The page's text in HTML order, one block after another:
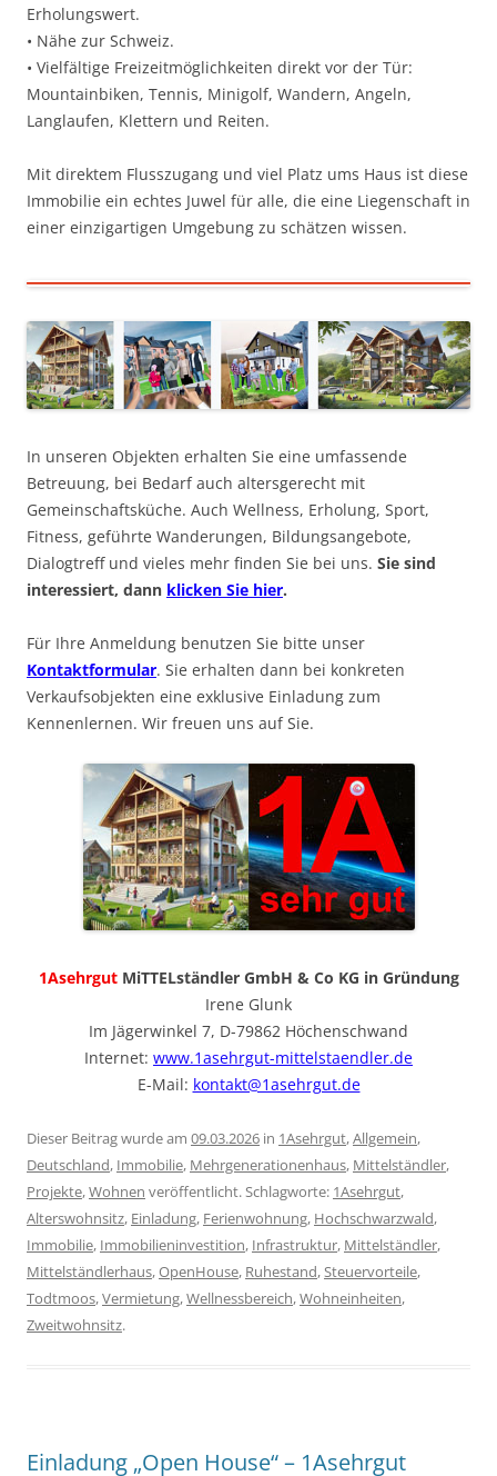
Erholungswert.
• Nähe zur Schweiz.
• Vielfältige Freizeitmöglichkeiten direkt vor der Tür:
Mountainbiken, Tennis, Minigolf, Wandern, Angeln,
Langlaufen, Klettern und Reiten.
Mit direktem Flusszugang und viel Platz ums Haus ist diese
Immobilie ein echtes Juwel für alle, die eine Liegenschaft in
einer einzigartigen Umgebung zu schätzen wissen.
In unseren Objekten erhalten Sie eine umfassende
Betreuung, bei Bedarf auch altersgerecht mit
Gemeinschaftsküche. Auch Wellness, Erholung, Sport,
Fitness, geführte Wanderungen, Bildungsangebote,
Dialogtreff und vieles mehr finden Sie bei uns. Sie sind
interessiert, dann klicken Sie hier.
Für Ihre Anmeldung benutzen Sie bitte unser
Kontaktformular. Sie erhalten dann bei konkreten
Verkaufsobjekten eine exklusive Einladung zum
Kennenlernen. Wir freuen uns auf Sie.
1AsehrgutMiTTELständler GmbH & Co KG in Gründung
Irene Glunk
Im Jägerwinkel 7, D-79862 Höchenschwand
Internet: www.1asehrgut-mittelstaendler.de
E-Mail: kontakt@1asehrgut.de
Dieser Beitrag wurde am 09.03.2026 in 1Asehrgut,Allgemein,
Deutschland, Immobilie, Mehrgenerationenhaus, Mittelständler,
Projekte,Wohnen veröffentlicht. Schlagworte: 1Asehrgut,
Alterswohnsitz, Einladung, Ferienwohnung, Hochschwarzwald,
Immobilie, Immobilieninvestition, Infrastruktur, Mittelständler,
Mittelständlerhaus,OpenHouse, Ruhestand,Steuervorteile,
Todtmoos,Vermietung,Wellnessbereich,Wohneinheiten,
Zweitwohnsitz.
Einladung „Open House“ – 1Asehrgut